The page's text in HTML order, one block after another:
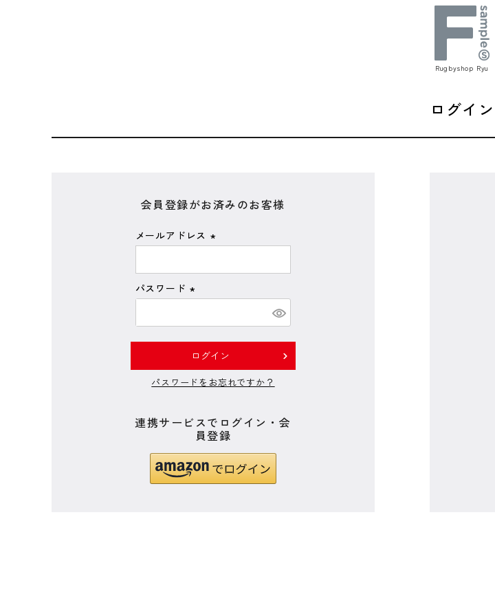
Rugbyshop Ryu
ログイン
会員登録がお済みのお客様
メールアドレス
須
パスワード
須
)
ログイン
パスワードをお忘れですか？
連携サービスでログイン・会
員登録